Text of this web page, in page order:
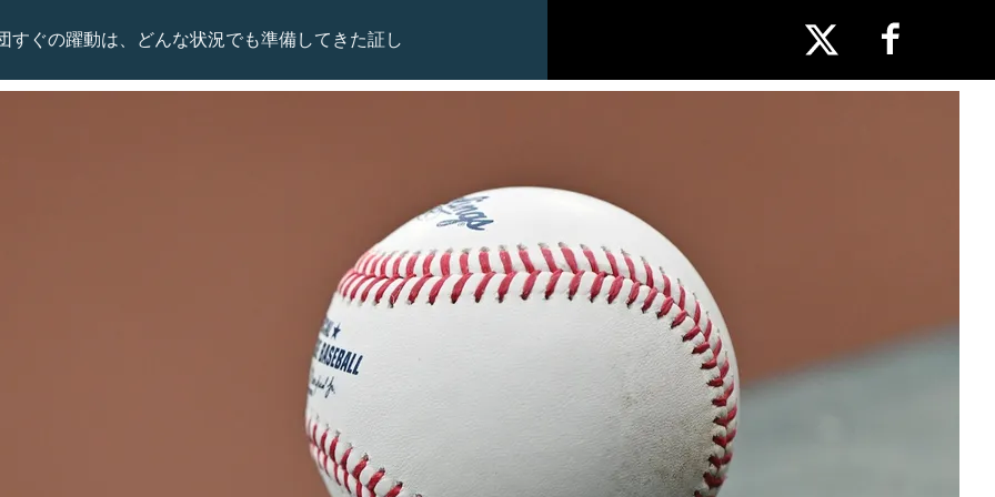
すぐの躍動は、どんな状況でも準備してきた証し